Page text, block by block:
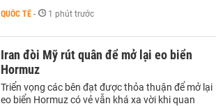
QUỐC TẾ - 1 phút trước
Iran đòi Mỹ rút quân để mở lại eo biển
Hormuz
Triển vọng các bên đạt được thỏa thuận để mở lại
eo biển Hormuz có vẻ vẫn khá xa vời khi quan